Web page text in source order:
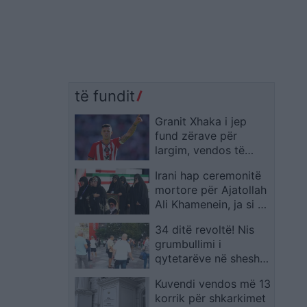
të fundit
Granit Xhaka i jep
fund zërave për
largim, vendos të
Sunderland
Irani hap ceremonitë
mortore për Ajatollah
Ali Khamenein, ja si do
homazheve
34 ditë revoltë! Nis
grumbullimi i
qytetarëve në sheshin
kërkohet dorëheqja e
Ramës
Kuvendi vendos më 13
korrik për shkarkimet